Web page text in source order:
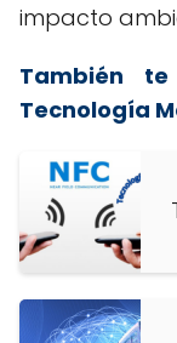
impacto
También
Tecnología